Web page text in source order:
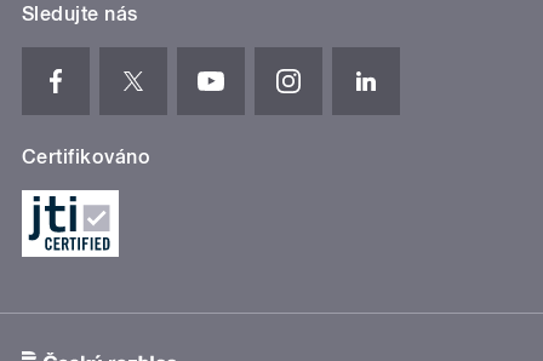
Sledujte nás
Certifikováno